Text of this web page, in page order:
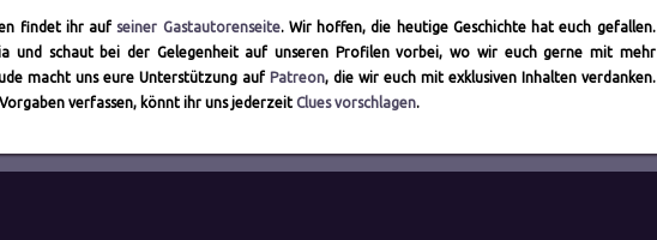
findet ihr auf seiner Gastautorenseite. Wir hoffen, die heutige Geschichte hat euch gefallen.
und schaut bei der Gelegenheit auf unseren Profilen vorbei, wo wir euch gerne mit mehr
macht uns eure Unterstützung auf Patreon, die wir euch mit exklusiven Inhalten verdanken.
verfassen, könnt ihr uns jederzeit Clues vorschlagen.